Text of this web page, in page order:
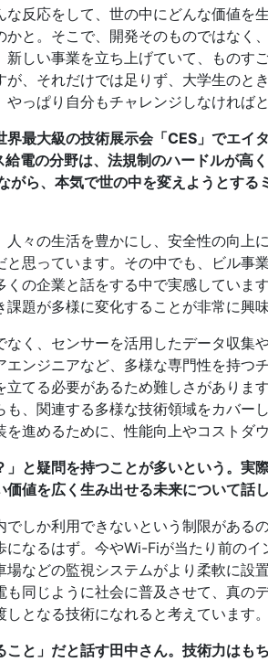
反応をして、世の中にどんな価値
と。そこで、開発そのものではな
しい事業を立ち上げていて、もの
、それだけでは足りず、大学生の
っぱり自分もチャレンジしなければ
最大級の技術展示会「CES」でエイ
電の分野は、法規制のハードルが高
ら、本気で世の中を変えようとす
々の生活を豊かにし、安全性の向
思っています。その中でも、ビル
の企業と話をする中で実感してい
題が多様に変化することが非常に興
く、センサーを活用したデータ収
ンジニアなど、多様な専門性を持
てる必要があるため難しさがあり
、関連する多様な技術領域をカバ
進めるために、性能向上やコストダ
と疑問を持つことが多いという。
値を広く生み出せる未来について話し
しか利用できないという制限があ
なるはず。今やWi-Fiが当たり前の
などの監視システムがより柔軟に
同じように社会に普及させて、真
となる技術になれると考えています。
と」だと話す田中さん。技術力は